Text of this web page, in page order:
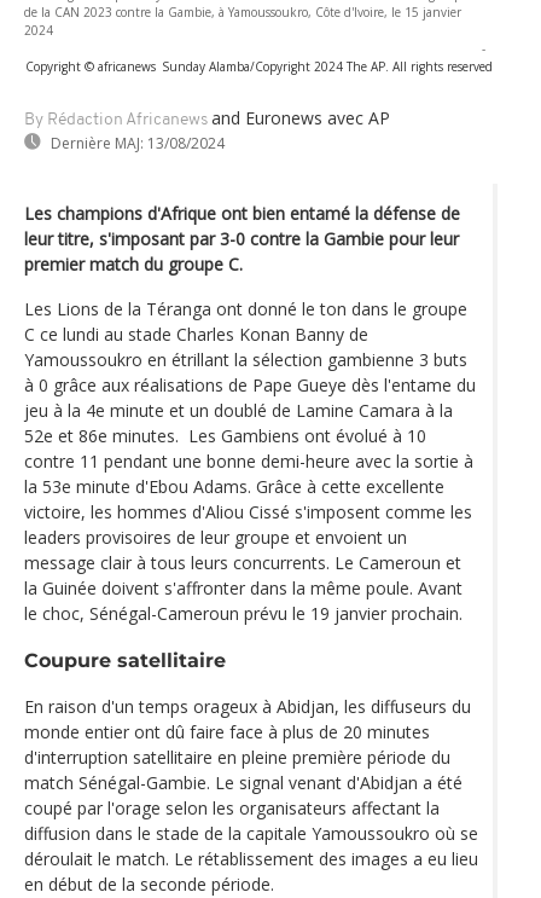
de la CAN 2023 contre la Gambie, à Yamoussoukro, Côte d'Ivoire, le 15 janvier
2024
-
Copyright © africanews Sunday Alamba/Copyright 2024 The AP. All rights reserved
By Rédaction Africanews and Euronews avec AP
Dernière MAJ: 13/08/2024
Les champions d'Afrique ont bien entamé la défense de
leur titre, s'imposant par 3-0 contre la Gambie pour leur
premier match du groupe C.
Les Lions de la Téranga ont donné le ton dans le groupe
C ce lundi au stade Charles Konan Banny de
Yamoussoukro en étrillant la sélection gambienne 3 buts
à 0 grâce aux réalisations de Pape Gueye dès l'entame du
jeu à la 4e minute et un doublé de Lamine Camara à la
52e et 86e minutes. Les Gambiens ont évolué à 10
contre 11 pendant une bonne demi-heure avec la sortie à
la 53e minute d'Ebou Adams. Grâce à cette excellente
victoire, les hommes d'Aliou Cissé s'imposent comme les
leaders provisoires de leur groupe et envoient un
message clair à tous leurs concurrents. Le Cameroun et
la Guinée doivent s'affronter dans la même poule. Avant
le choc, Sénégal-Cameroun prévu le 19 janvier prochain.
Coupure satellitaire
En raison d'un temps orageux à Abidjan, les diffuseurs du
monde entier ont dû faire face à plus de 20 minutes
d'interruption satellitaire en pleine première période du
match Sénégal-Gambie. Le signal venant d'Abidjan a été
coupé par l'orage selon les organisateurs affectant la
diffusion dans le stade de la capitale Yamoussoukro où se
déroulait le match. Le rétablissement des images a eu lieu
en début de la seconde période.